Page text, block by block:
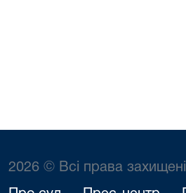
2026 © Всі права захищені